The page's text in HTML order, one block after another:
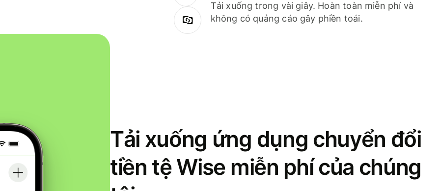
Tải xuống trong vài giây. Hoàn toàn miễn phí và
không có quảng cáo gây phiền toái.
Tải xuống ứng dụng chuyển đổi
tiền tệ Wise miễn phí của chúng